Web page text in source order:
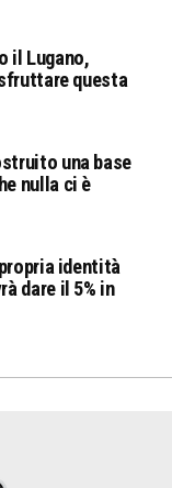
il Lugano,
questa
una base
nulla ci è
identità
dare il 5% in